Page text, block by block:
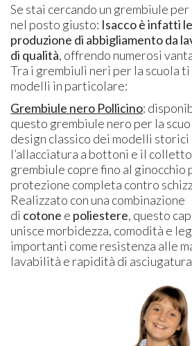
Se stai cercando un grembiule per
nel posto giusto: Isacco è infatti
produzione di abbigliamento da
di qualità, offrendo numerosi
Tra i grembiuli neri per la scuola
modelli in particolare:
Grembiule nero Pollicino:
questo grembiule nero per la
design classico dei modelli storici
l’allacciatura a bottoni e il
grembiule copre fino al ginocchio
protezione completa contro
Realizzato con una combinazione
di cotone e poliestere, questo
unisce morbidezza, comodità e
importanti come resistenza alle
lavabilità e rapidità di